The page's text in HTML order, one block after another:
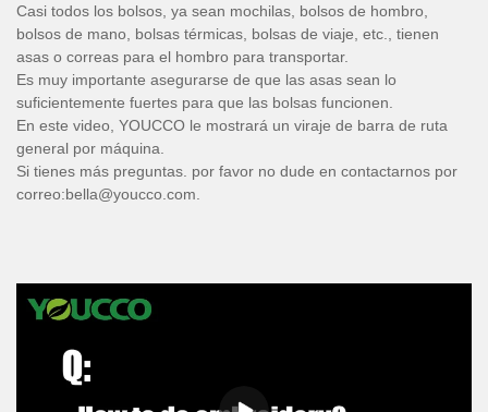
Casi todos los bolsos, ya sean mochilas, bolsos de hombro,
bolsos de mano, bolsas térmicas, bolsas de viaje, etc., tienen
asas o correas para el hombro para transportar.
Es muy importante asegurarse de que las asas sean lo
suficientemente fuertes para que las bolsas funcionen.
En este video, YOUCCO le mostrará un viraje de barra de ruta
general por máquina.
Si tienes más preguntas. por favor no dude en contactarnos por
correo:bella@youcco.com.